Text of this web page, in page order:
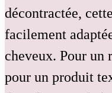
décontractée,
facilement
cheveux. Pour un
pour un produit